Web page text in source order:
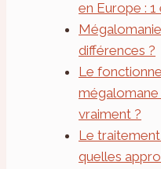
en Europe :
différences ?
Le
vraiment ?
Le
quelles